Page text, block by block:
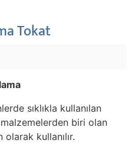
Tokat
sıklıkla kullanılan
biri olan
kullanılır.